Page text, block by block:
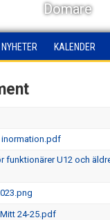
Domare
NYHETER KALENDER
inormation.pdf
funktionärer U12 och
24-25.pdf